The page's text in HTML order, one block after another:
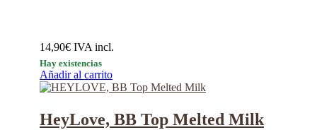
14,90€ IVA incl.
Hay existencias
Añadir al carrito
HeyLove, BB Top Melted Milk